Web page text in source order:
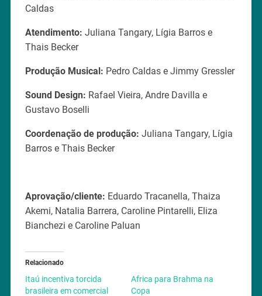
Caldas
Atendimento: Juliana Tangary, Lígia Barros e
Thais Becker
Produção Musical: Pedro Caldas e Jimmy Gressler
Sound Design: Rafael Vieira, Andre Davilla e
Gustavo Boselli
Coordenação de produção: Juliana Tangary, Lígia
Barros e Thais Becker
Aprovação/cliente: Eduardo Tracanella, Thaiza
Akemi, Natalia Barrera, Caroline Pintarelli, Eliza
Bianchezi e Caroline Paluan
Relacionado
Itaú incentiva torcida
brasileira em comercial
Africa para Brahma na
Copa